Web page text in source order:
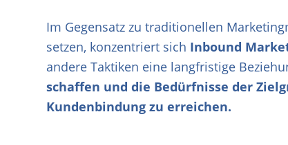
Im Gegensatz zu traditionellen
setzen, konzentriert sich Inbound
andere Taktiken eine langfristige
schaffen und die Bedürfnisse der
Kundenbindung zu erreichen.